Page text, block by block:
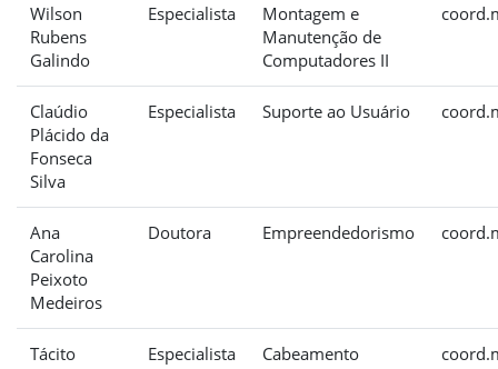
Wilson
Rubens
Galindo
Especialista
Montagem e
Manutenção de
Computadores II
Claúdio
Plácido da
Fonseca
Silva
Especialista Suporte ao Usuário
Ana
Carolina
Peixoto
Medeiros
Doutora Empreendedorismo
Tácito
Especialista
Cabeamento